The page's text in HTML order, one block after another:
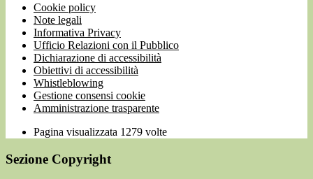
Cookie policy
Note legali
Informativa Privacy
Ufficio Relazioni con il Pubblico
Dichiarazione di accessibilità
Obiettivi di accessibilità
Whistleblowing
Gestione consensi cookie
Amministrazione trasparente
Pagina visualizzata 1279 volte
Sezione Copyright